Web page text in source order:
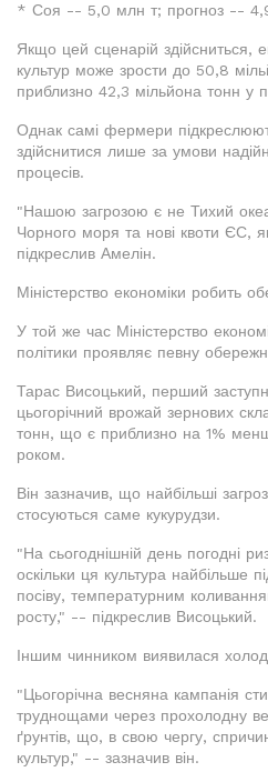
* Соя -- 5,0 млн т; прогноз --
Якщо цей сценарій здійсниться,
культур може зрости до 50,8
приблизно 42,3 мільйона тонн у
Однак самі фермери
здійснитися лише за умови
процесів.
"Нашою загрозою є не Тихий
Чорного моря та нові квоти ЄС,
підкреслив Амелін.
Міністерство економіки робить
У той же час Міністерство
політики проявляє певну
Тарас Висоцький, перший
цьогорічний врожай зернових
тонн, що є приблизно на 1%
роком.
Він зазначив, що найбільші
стосуються саме кукурудзи.
"На сьогоднішній день погодні
оскільки ця культура найбільше
посіву, температурним
росту," -- підкреслив Висоцький.
Іншим чинником виявилася
"Цьогорічна весняна кампанія
труднощами через прохолодну
ґрунтів, що, в свою чергу,
культур," -- зазначив він.